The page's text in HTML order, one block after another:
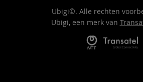
Ubigi©. Alle rechten
Ubigi, een merk van